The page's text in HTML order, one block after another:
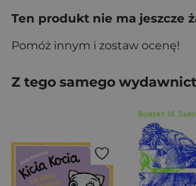
Ten produkt nie ma jeszcze
Pomóż innym i zostaw ocenę!
Z tego samego